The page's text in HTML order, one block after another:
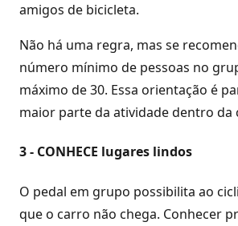
amigos de bicicleta.
Não há uma regra, mas se
número mínimo de pessoas no
máximo de 30. Essa orientação é
maior parte da atividade dentro da
3 - CONHECE lugares lindos
O pedal em grupo possibilita ao
que o carro não chega. Conhecer